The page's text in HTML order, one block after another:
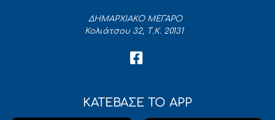
ΔΗΜΑΡΧΙΑΚΟ ΜΕΓΑΡΟ
Κολιάτσου 32, Τ.Κ. 20131
ΚΑΤΕΒΑΣΕ ΤΟ APP